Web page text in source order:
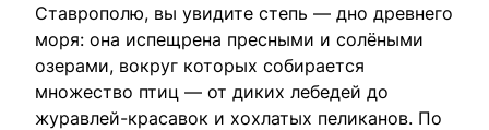
Ставрополю, вы увидите степь — дно древнего
моря: она испещрена пресными и солёными
озерами, вокруг которых собирается
множество птиц — от диких лебедей до
журавлей-красавок и хохлатых пеликанов. По